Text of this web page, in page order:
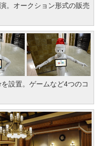
。オークション形式の販売
設置。ゲームなど4つのコ